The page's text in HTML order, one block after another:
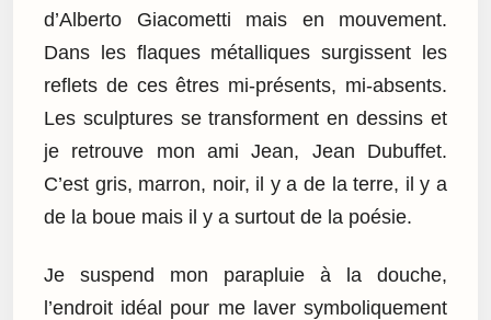
d’Alberto Giacometti mais en mouvement.
Dans les flaques métalliques surgissent les
reflets de ces êtres mi-présents, mi-absents.
Les sculptures se transforment en dessins et
je retrouve mon ami Jean, Jean Dubuffet.
C’est gris, marron, noir, il y a de la terre, il y a
de la boue mais il y a surtout de la poésie.
Je suspend mon parapluie à la douche,
l’endroit idéal pour me laver symboliquement